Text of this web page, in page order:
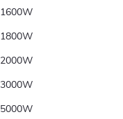
1600W
1800W
2000W
3000W
5000W